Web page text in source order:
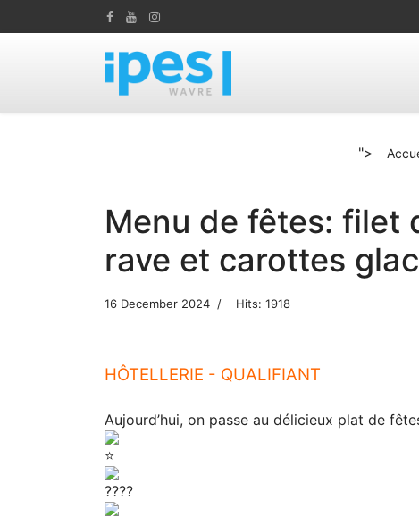
">
Menu de fêtes: filet
rave et carottes
16 December 2024 Hits: 1918
HÔTELLERIE - QUALIFIANT
Aujourd’hui, on passe au délicieux plat de